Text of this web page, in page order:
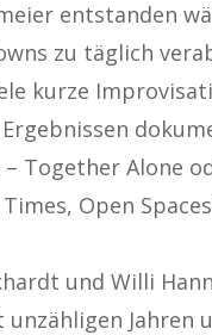
entstanden
zu täglich
kurze
– Together Alone
Open
und Willi
unzähligen Jahren